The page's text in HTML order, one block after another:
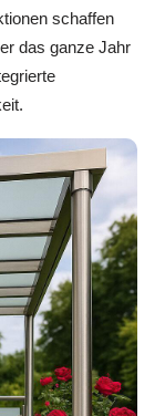
schaffen
das ganze Jahr